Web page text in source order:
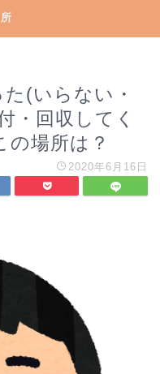
(いらない・
・回収してく
場所は？
2020年6月16日